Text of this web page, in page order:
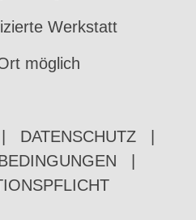
Werkstatt
möglich
DATENSCHUTZ